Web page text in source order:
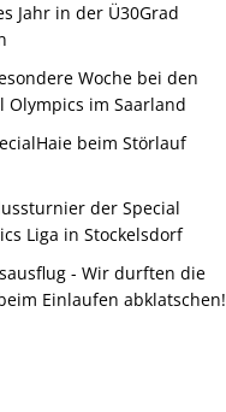
Jahr in der Ü30Grad
Woche bei den
Olympics im Saarland
beim Störlauf
der Special
Liga in Stockelsdorf
- Wir durften die
Einlaufen abklatschen!